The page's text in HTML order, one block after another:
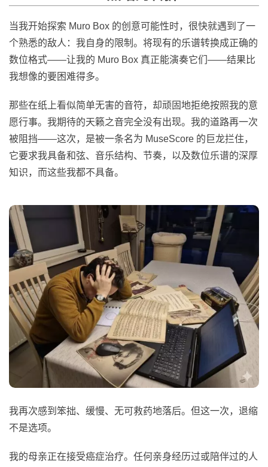
当我开始探索 Muro Box 的创意可能性时，很快就遇到了一
个熟悉的敌人：我自身的限制。将现有的乐谱转换成正确的
数位格式——让我的 Muro Box 真正能演奏它们——结果比
我想像的要困难得多。
那些在纸上看似简单无害的音符，却顽固地拒绝按照我的意
愿行事。我期待的天籁之音完全没有出现。我的道路再一次
被阻挡——这次，是被一条名为 MuseScore 的巨龙拦住，
它要求我具备和弦、音乐结构、节奏，以及数位乐谱的深厚
知识，而这些我都不具备。
我再次感到笨拙、缓慢、无可救药地落后。但这一次，退缩
不是选项。
我的母亲正在接受癌症治疗。任何亲身经历过或陪伴过的人